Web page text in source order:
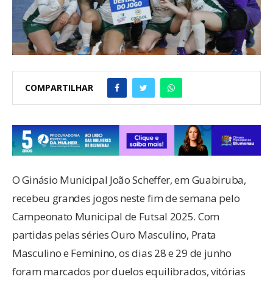
COMPARTILHAR
O Ginásio Municipal João Scheffer, em Guabiruba,
recebeu grandes jogos neste fim de semana pelo
Campeonato Municipal de Futsal 2025. Com
partidas pelas séries Ouro Masculino, Prata
Masculino e Feminino, os dias 28 e 29 de junho
foram marcados por duelos equilibrados, vitórias